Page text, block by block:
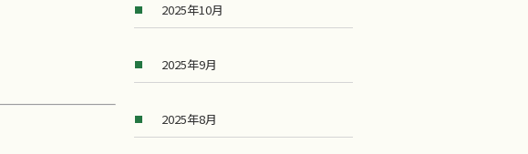
2025年10月
2025年9月
2025年8月